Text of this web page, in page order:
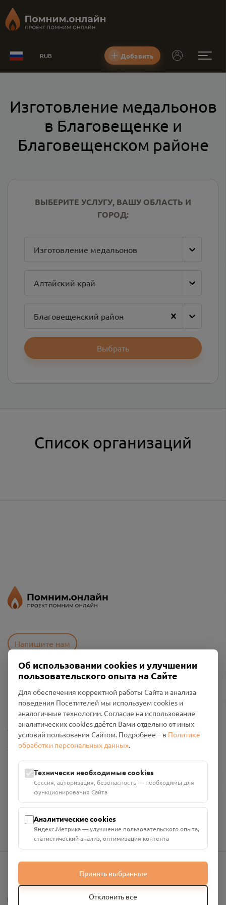
RUB Добавить
Изготовление медальонов
в Благовещенке и
Благовещенском районе
ВЫБЕРИТЕ УСЛУГУ, ВАШУ ОБЛАСТЬ И
ГОРОД:
Изготовление медальонов
Алтайский край
Благовещенский район
Выбрать
Список организаций
Напишите нам
Политика конфиденциальности
Промо-материалы
Настройки cookies
Общество с ограниченной ответственностью «Смоленский
Проект Помним»
ИНН: 6700029207 ОГРН: 1256700001986
Юридический адрес: 216790, Смоленская область, р-н
Руднянский, г. Рудня, улица Западная, д. 26А, пом. 18
Номер счёта: 40702810901130004287 в АО "АЛЬФА-БАНК"
info@pomnim.online
Об использовании cookies и улучшении
пользовательского опыта на Сайте
Для обеспечения корректной работы Сайта и анализа
поведения Посетителей мы используем cookies и
аналогичные технологии. Согласие на использование
аналитических cookies даётся Вами отдельно от иных
условий пользования Сайтом. Подробнее – в Политике
обработки персональных данных.
Технически необходимые cookies
Сессия, авторизация, безопасность — необходимы для
функционирования Сайта
Аналитические cookies
Яндекс.Метрика — улучшение пользовательского опыта,
статистический анализ, оптимизация контента
Принять выбранные
Отклонить все